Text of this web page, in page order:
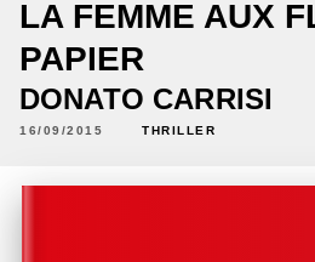
LA FEMME AUX
PAPIER
DONATO CARRISI
16/09/2015 THRILLER